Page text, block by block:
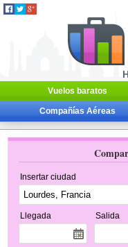
Vuelos baratos
Compañías Aéreas
Insertar ciudad
Llegada Salida